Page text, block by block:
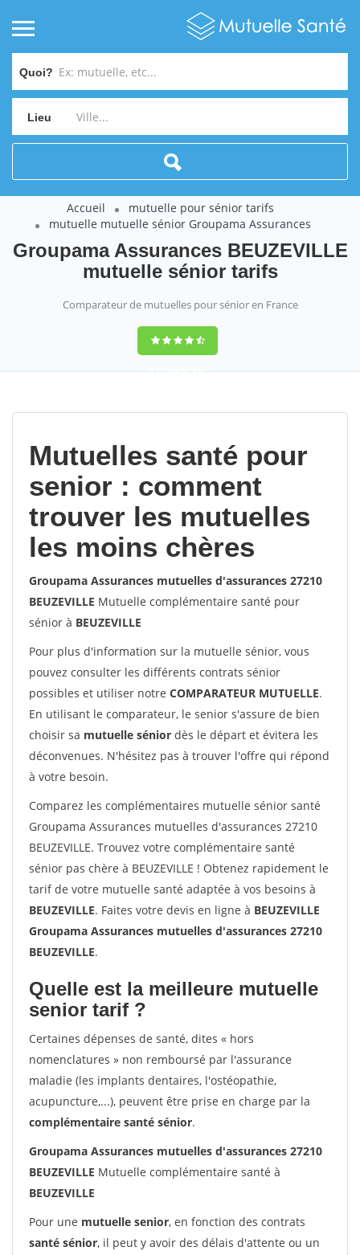
Quoi?
Lieu
Accueil
mutuelle pour sénior tarifs
mutuelle mutuelle sénior Groupama Assurances
Groupama Assurances BEUZEVILLE
mutuelle sénior tarifs
Comparateur de mutuelles pour sénior en France
9,2(100%)452
Mutuelles santé pour
senior : comment
trouver les mutuelles
les moins chères
Groupama Assurances mutuelles d'assurances 27210
BEUZEVILLE Mutuelle complémentaire santé pour
sénior à BEUZEVILLE
Pour plus d'information sur la mutuelle sénior, vous
pouvez consulter les différents contrats sénior
possibles et utiliser notre COMPARATEUR MUTUELLE.
En utilisant le comparateur, le senior s'assure de bien
choisir sa mutuelle sénior dès le départ et évitera les
déconvenues. N'hésitez pas à trouver l'offre qui répond
à votre besoin.
Comparez les complémentaires mutuelle sénior santé
Groupama Assurances mutuelles d'assurances 27210
BEUZEVILLE. Trouvez votre complémentaire santé
sénior pas chère à BEUZEVILLE ! Obtenez rapidement le
tarif de votre mutuelle santé adaptée à vos besoins à
BEUZEVILLE. Faites votre devis en ligne à BEUZEVILLE
Groupama Assurances mutuelles d'assurances 27210
BEUZEVILLE.
Quelle est la meilleure mutuelle
senior tarif ?
Certaines dépenses de santé, dites « hors
nomenclatures » non remboursé par l'assurance
maladie (les implants dentaires, l'ostéopathie,
acupuncture,...), peuvent être prise en charge par la
complémentaire santé sénior.
Groupama Assurances mutuelles d'assurances 27210
BEUZEVILLE Mutuelle complémentaire santé à
BEUZEVILLE
Pour une mutuelle senior, en fonction des contrats
santé sénior, il peut y avoir des délais d'attente ou un